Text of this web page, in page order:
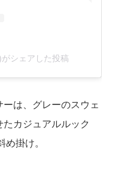
シェアした投稿
は、グレーのスウェ
カジュアルルック
掛け。